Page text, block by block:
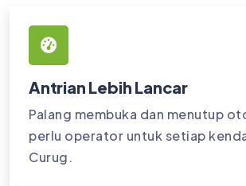
Antrian Lebih Lancar
Palang membuka dan menutup
perlu operator untuk setiap
Curug.